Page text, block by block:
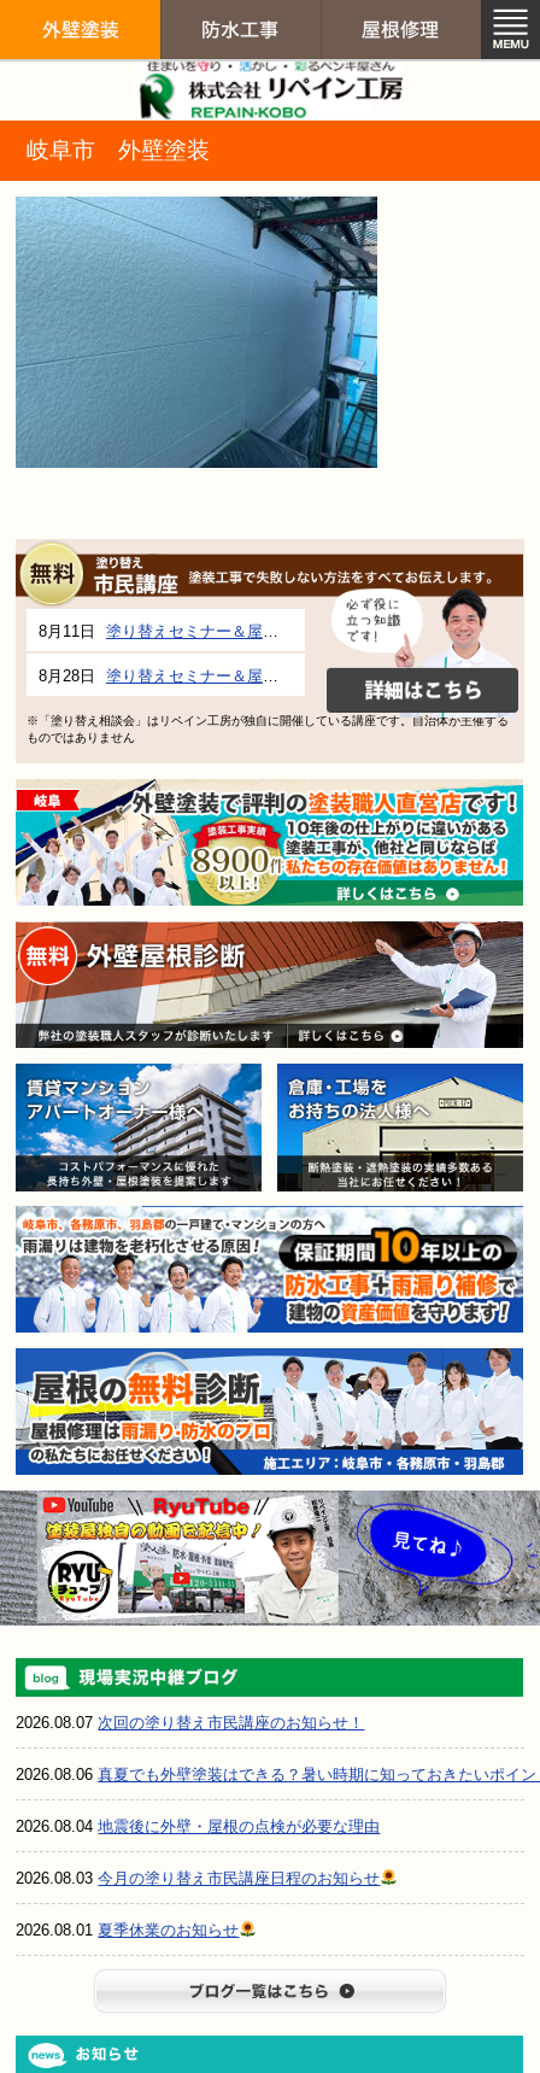
岐阜市 外壁塗装
8月11日 塗り替えセミナー＆屋根、外壁の塗り替え市民講座 inぎふメディアコスモス
8月28日 塗り替えセミナー＆屋根、外壁の塗り替え市民講座 inぎふメディアコスモス
※「塗り替え相談会」はリペイン工房が独自に開催している講座です。自治体が主催する
ものではありません
賃貸マンション・アパートオー
2026.08.07次回の塗り替え市民講座のお知らせ！
2026.08.06真夏でも外壁塗装はできる？暑い時期に知っておきたいポイン
2026.08.04地震後に外壁・屋根の点検が必要な理由
2026.08.03今月の塗り替え市民講座日程のお知らせ
2026.08.01 夏季休業のお知らせ